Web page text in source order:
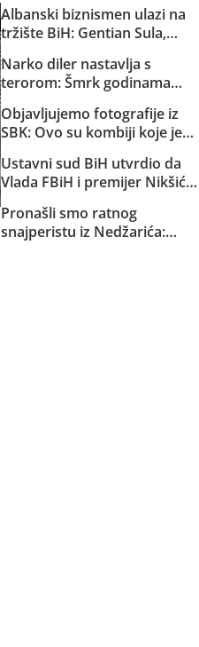
Albanski biznismen ulazi na
tržište BiH: Gentian Sula,
u dvije države, dobio licencu
DERK-a za trgovinu strujom
Narko diler nastavlja s
terorom: Šmrk godinama
Sarajlije i snima svoje
brutalne akcije!
Objavljujemo fotografije iz
SBK: Ovo su kombiji koje je
Republike Srpske za akciju u
Bugojnu!
Ustavni sud BiH utvrdio da
Vlada FBiH i premijer Nikšić
odluka: Sud obavijestio
državno Tužilaštvo
Pronašli smo ratnog
snajperistu iz Nedžarića: